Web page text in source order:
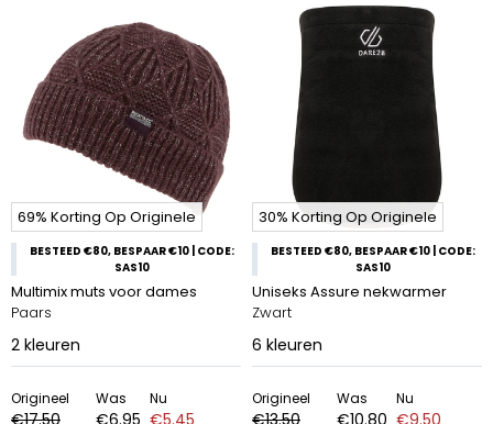
69% Korting Op Originele
BESTEED €80, BESPAAR €10 | CODE:
SAS10
Multimix muts voor dames
Paars
2 kleuren
Origineel
€17.50
Was
€6.95
Nu
€5.45
30% Korting Op Originele
BESTEED €80, BESPAAR €10 | CODE:
SAS10
Uniseks Assure nekwarmer
Zwart
6 kleuren
Origineel
€13.50
Was
€10.80
Nu
€9.50